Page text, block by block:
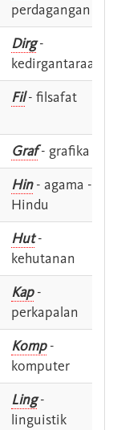
perdagangan
Dirg-
kedirgantaraan
Fil- filsafat
Graf- grafika
Hin- agama -
Hindu
Hut-
kehutanan
Kap-
perkapalan
Komp-
komputer
Ling-
linguistik